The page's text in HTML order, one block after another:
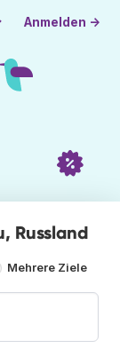
Anmelden →
Russland
Mehrere Ziele